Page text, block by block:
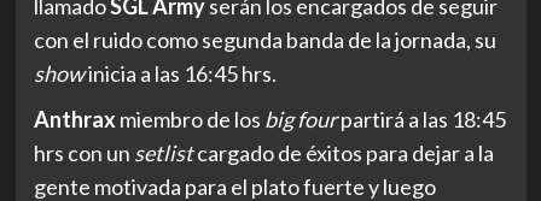
llamadoSGL Armyserán los encargados de seguir
con el ruido como segunda banda de la jornada, su
showinicia a las 16:45 hrs.
Anthrax miembro de los big fourpartirá a las 18:45
hrs con un setlistcargado de éxitos para dejar a la
gente motivada para el plato fuerte y luego